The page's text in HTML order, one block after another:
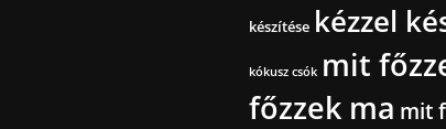
készítése kézzel
kókusz csók mit
főzzek ma mit